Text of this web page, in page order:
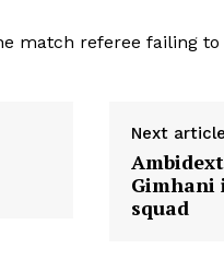
match referee failing
Next article
Gimhani
squad